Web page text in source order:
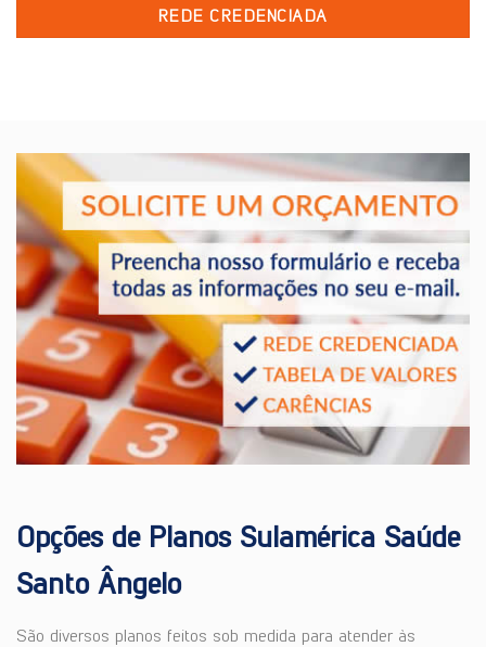
REDE CREDENCIADA
Opções de Planos Sulamérica Saúde
Santo Ângelo
São diversos planos feitos sob medida para atender às